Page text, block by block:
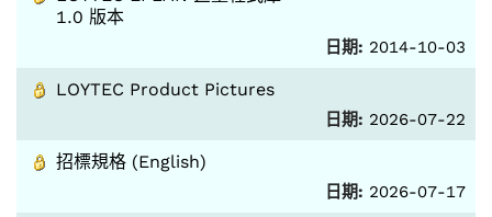
1.0 版本
日期: 2014-10-03
LOYTEC Product Pictures
日期: 2026-07-22
招標規格 (English)
日期: 2026-07-17